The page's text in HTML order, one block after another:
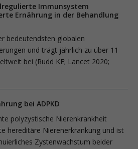
Immunsystem
Ernährung in der Behandlung
bedeutendsten globalen
und trägt jährlich zu über 11
bei (Rudd KE; Lancet 2020;
bei ADPKD
polyzystische Nierenkrankheit
hereditäre Nierenerkrankung und ist
Zystenwachstum beider